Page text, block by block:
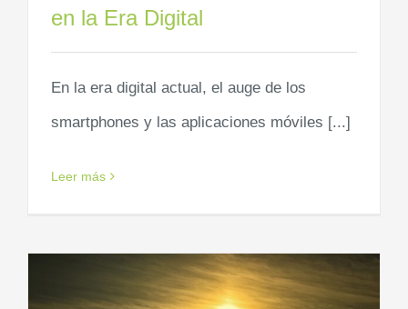
en la Era Digital
En la era digital actual, el auge de los
smartphones y las aplicaciones móviles [...]
Leer más